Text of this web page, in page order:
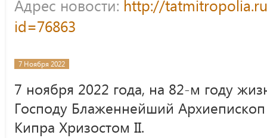
Адрес новости: http://
id=76863
7 Ноября 2022
7 ноября 2022 года, на 82-м году
Господу Блаженнейший
Кипра Хризостом II.